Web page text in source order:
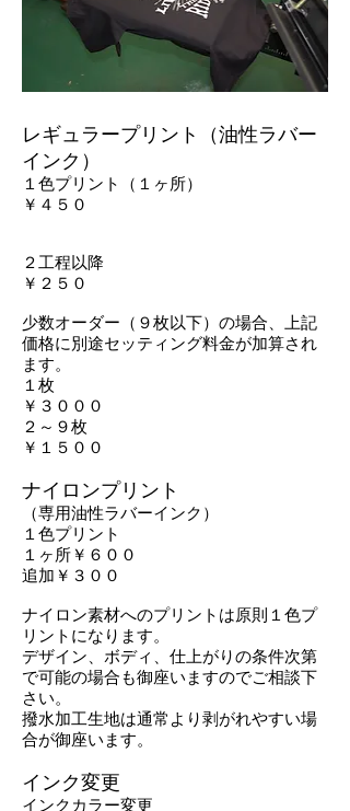
レギュラープリント（油性ラバー
インク）
１色プリント（１ヶ所）
￥４５０
２工程以降
￥２５０
少数オーダー（９枚以下）の場合、上記
価格に別途セッティング料金が加算され
ます。
１枚
￥３０００
​２～９枚
￥１５００
ナイロンプリント
（専用油性ラバーインク）
１色プリント
１ヶ所￥ ​６００
追加￥３００
ナイロン素材へのプリントは原則１色プ
リントになります。
デザイン、ボディ、仕上がりの条件次第
で可能の場合も御座いますのでご相談下
さい。
撥水加工生地は通常より剥がれやすい場
合が御座います。
インク変更
インクカラー変更